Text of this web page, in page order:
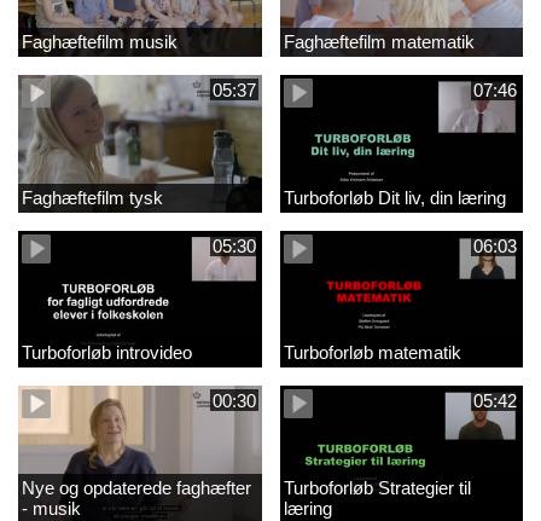
Faghæftefilm musik Faghæftefilm matematik
05:37
Faghæftefilm tysk
07:46
Turboforløb Dit liv, din læring
05:30
Turboforløb introvideo
06:03
Turboforløb matematik
00:30
Nye og opdaterede faghæfter
- musik
05:42
Turboforløb Strategier til
læring